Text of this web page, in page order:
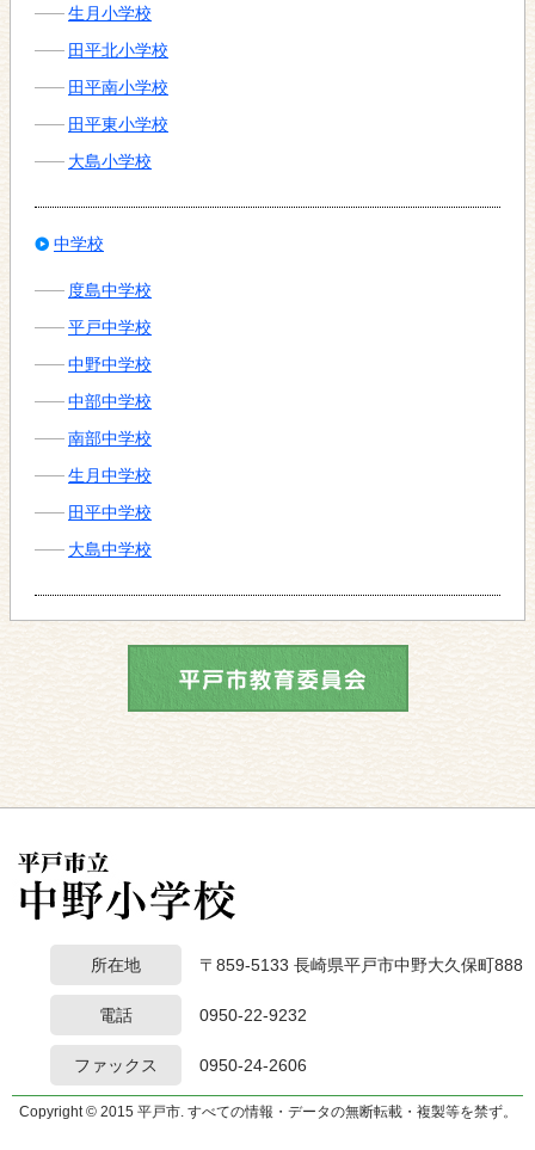
生月小学校
田平北小学校
田平南小学校
田平東小学校
大島小学校
中学校
度島中学校
平戸中学校
中野中学校
中部中学校
南部中学校
生月中学校
田平中学校
大島中学校
所在地 〒859-5133 長崎県平戸市中野大久保町888
電話 0950-22-9232
ファックス 0950-24-2606
Copyright © 2015 平戸市. すべての情報・データの無断転載・複製等を禁ず。